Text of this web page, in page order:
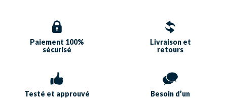
Paiement 100%
sécurisé
Livraison et
retours
Testé et approuvé
Besoin d’un